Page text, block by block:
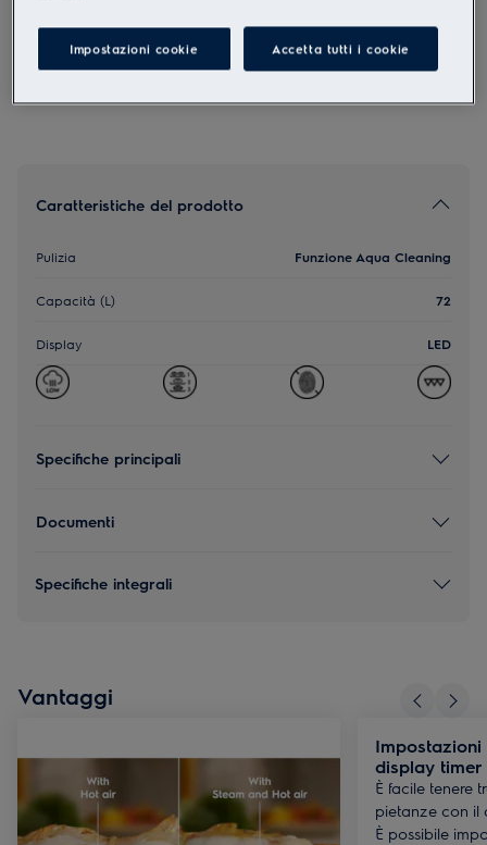
Le istruzioni e le avvertenze di sicurezza ai sensi del
regolamento UE 2023/988 sono riportate nei capitoli 1 e 2 del
Caratteristiche del prodotto
Pulizia Funzione Aqua Cleaning
Capacità (L) 72
Display LED
Specifiche principali
Documenti
Specifiche integrali
Vantaggi
display timer
È facile tenere
pietanze con il
È possibile
Impostazioni cookie Accetta tutti i cookie